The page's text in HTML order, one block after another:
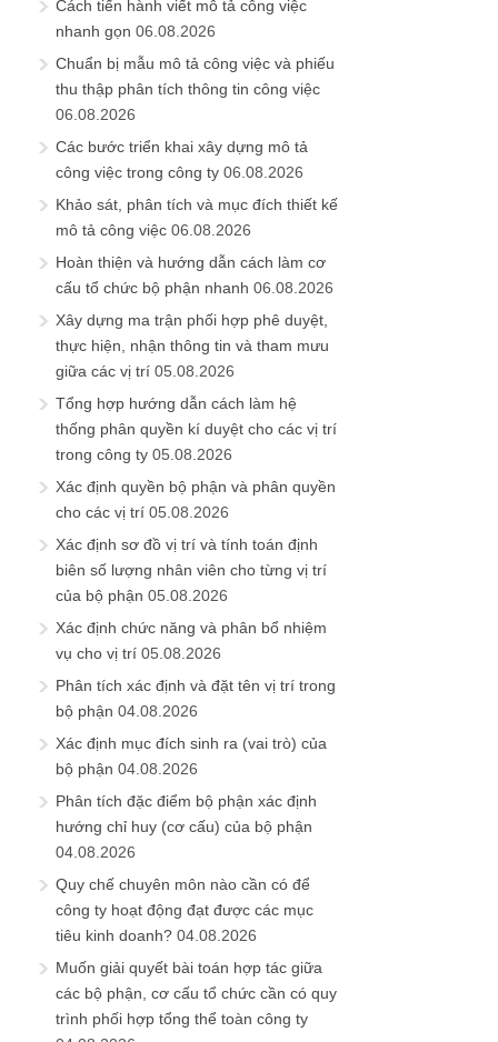
Cách tiến hành viết mô tả công việc
nhanh gọn 06.08.2026
Chuẩn bị mẫu mô tả công việc và phiếu
thu thập phân tích thông tin công việc
06.08.2026
Các bước triển khai xây dựng mô tả
công việc trong công ty 06.08.2026
Khảo sát, phân tích và mục đích thiết kế
mô tả công việc 06.08.2026
Hoàn thiện và hướng dẫn cách làm cơ
cấu tổ chức bộ phận nhanh 06.08.2026
Xây dựng ma trận phối hợp phê duyệt,
thực hiện, nhận thông tin và tham mưu
giữa các vị trí 05.08.2026
Tổng hợp hướng dẫn cách làm hệ
thống phân quyền kí duyệt cho các vị trí
trong công ty 05.08.2026
Xác định quyền bộ phận và phân quyền
cho các vị trí 05.08.2026
Xác định sơ đồ vị trí và tính toán định
biên số lượng nhân viên cho từng vị trí
của bộ phận 05.08.2026
Xác định chức năng và phân bổ nhiệm
vụ cho vị trí 05.08.2026
Phân tích xác định và đặt tên vị trí trong
bộ phận 04.08.2026
Xác định mục đích sinh ra (vai trò) của
bộ phận 04.08.2026
Phân tích đặc điểm bộ phận xác định
hướng chỉ huy (cơ cấu) của bộ phận
04.08.2026
Quy chế chuyên môn nào cần có để
công ty hoạt động đạt được các mục
tiêu kinh doanh? 04.08.2026
Muốn giải quyết bài toán hợp tác giữa
các bộ phận, cơ cấu tổ chức cần có quy
trình phối hợp tổng thể toàn công ty